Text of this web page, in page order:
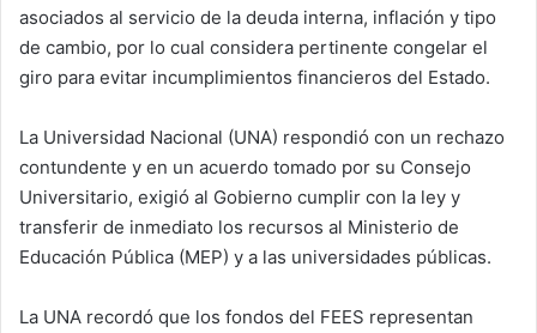
asociados al servicio de la deuda interna, inflación y tipo
de cambio, por lo cual considera pertinente congelar el
giro para evitar incumplimientos financieros del Estado.
La Universidad Nacional (UNA) respondió con un rechazo
contundente y en un acuerdo tomado por su Consejo
Universitario, exigió al Gobierno cumplir con la ley y
transferir de inmediato los recursos al Ministerio de
Educación Pública (MEP) y a las universidades públicas.
La UNA recordó que los fondos del FEES representan